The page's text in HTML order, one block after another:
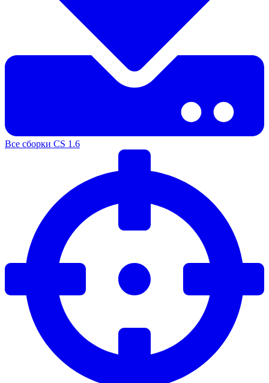
Все сборки CS 1.6